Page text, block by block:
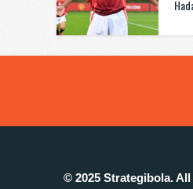
© 2025 Strategibola.